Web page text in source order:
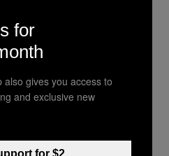
tegen hun eigen
De
bewust geprobeerd
Ze hebben een
voor “economische
al decennia lang
en
for
also gives you access to
and exclusive new
for $2